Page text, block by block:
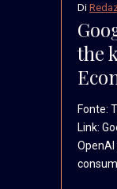
Di
the
Fonte:
Link: